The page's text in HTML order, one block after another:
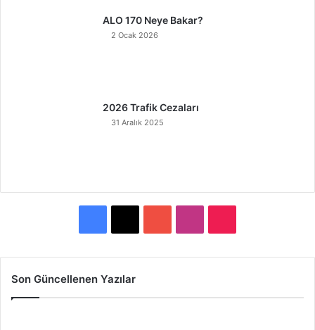
ALO 170 Neye Bakar?
2 Ocak 2026
2026 Trafik Cezaları
31 Aralık 2025
c
e
T
t
T
Son Güncellenen Yazılar